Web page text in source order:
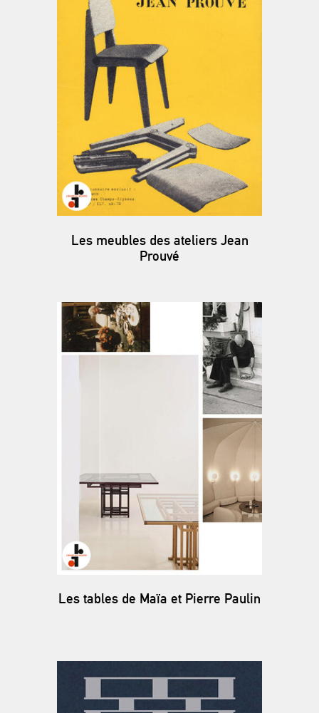
Les meubles des ateliers Jean
Prouvé
Les tables de Maïa et Pierre Paulin